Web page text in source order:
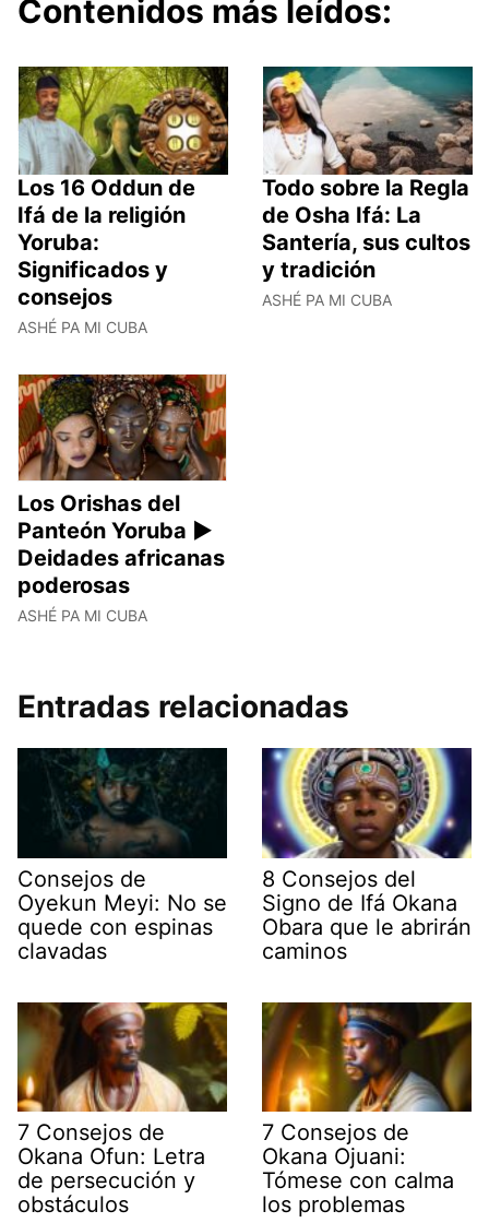
Contenidos más leídos:
Los 16 Oddun de
Ifá de la religión
Yoruba:
Significados y
consejos
ASHÉ PA MI CUBA
Todo sobre la Regla
de Osha Ifá: La
Santería, sus cultos
y tradición
ASHÉ PA MI CUBA
Los Orishas del
Panteón Yoruba ►
Deidades africanas
poderosas
ASHÉ PA MI CUBA
Entradas relacionadas
Consejos de
Oyekun Meyi: No se
quede con espinas
clavadas
8 Consejos del
Signo de Ifá Okana
Obara que le abrirán
caminos
7 Consejos de
Okana Ofun: Letra
de persecución y
obstáculos
7 Consejos de
Okana Ojuani:
Tómese con calma
los problemas